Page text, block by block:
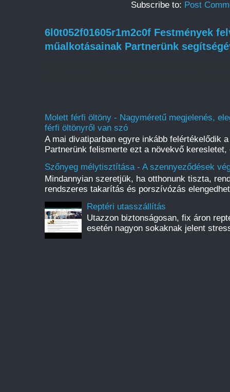
Subscribe to: Post
6l0t052f01605r1m2c0f Festmények
műalkotásainak Partnerünk
Molett férfi öltöny - Nagyméretű megjelenés,
férfi öltönyről van szó
A mai divatiparban egyre inkább felértékelődik
Partnerünk felismerte ezt a növekvő
Szőnyeg mélytisztítása - A szennyeződések
Mindannyian szeretjük, ha otthonunk tiszta,
rendszeres takarítás és porszívózás
Reptéri utasszállítás
Utazzon biztonságosan, fix áron
esetén nagyon sokaknak jelent